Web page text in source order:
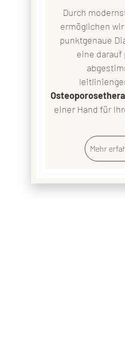
Durch
ermöglichen
punktgenaue
eine darauf
einer Hand für
Mehr